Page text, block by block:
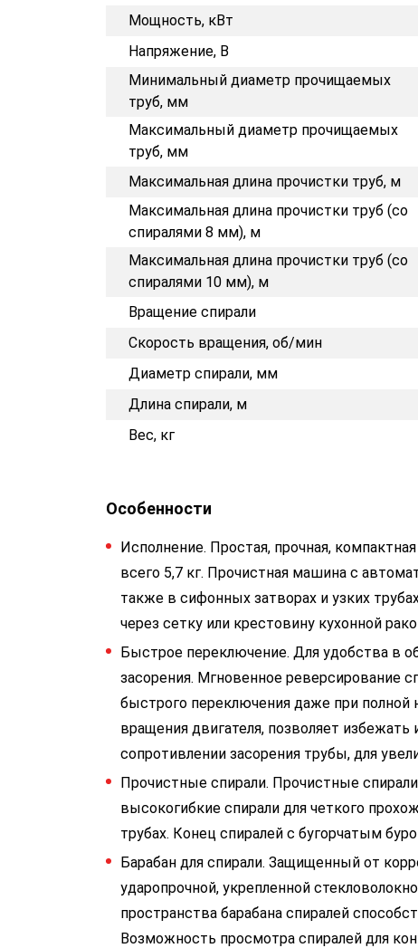
Мощность, кВт
Напряжение, В
Минимальный диаметр прочищаемых
труб, мм
Максимальный диаметр прочищаемых
труб, мм
Максимальная длина прочистки труб, м
Максимальная длина прочистки труб (со
спиралями 8 мм), м
Максимальная длина прочистки труб (со
спиралями 10 мм), м
Вращение спирали
Скорость вращения, об/мин
Диаметр спирали, мм
Длина спирали, м
Вес, кг
Особенности
Исполнение. Простая, прочная,
всего 5,7 кг. Прочистная машина с
также в сифонных затворах и узких
через сетку или крестовину кухонной
Быстрое переключение. Для удобства в
засорения. Мгновенное реверсирование
быстрого переключения даже при полной
вращения двигателя, позволяет избежать
сопротивлении засорения трубы, для
Прочистные спирали. Прочистные
высокогибкие спирали для четкого
трубах. Конец спиралей с бугорчатым
Барабан для спирали. Защищенный от
ударопрочной, укрепленной
пространства барабана спиралей
Возможность просмотра спиралей для